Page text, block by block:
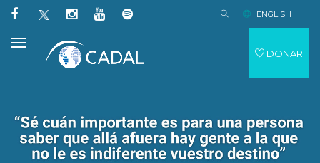
ENGLISH
DONAR